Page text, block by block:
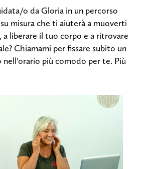
o da Gloria in un percorso
misura che ti aiuterà a muoverti
a liberare il tuo corpo e a ritrovare
Chiamami per fissare subito un
nell'orario più comodo per te. Più